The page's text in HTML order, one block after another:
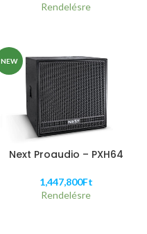
Rendelésre
NEW
Next Proaudio – PXH64
1,447,800Ft
Rendelésre